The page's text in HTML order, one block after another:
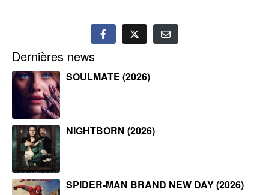
Dernières news
SOULMATE (2026)
NIGHTBORN (2026)
SPIDER-MAN BRAND NEW DAY (2026)